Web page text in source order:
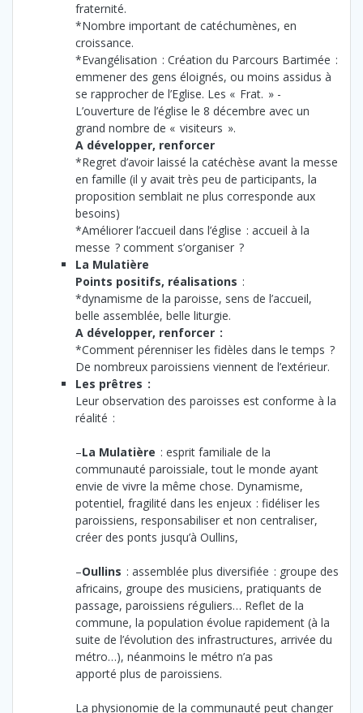
fraternité.
*Nombre important de catéchumènes, en
croissance.
*Evangélisation : Création du Parcours Bartimée :
emmener des gens éloignés, ou moins assidus à
se rapprocher de l’Eglise. Les « Frat. » -
L’ouverture de l’église le 8 décembre avec un
grand nombre de « visiteurs ».
A développer, renforcer
*Regret d’avoir laissé la catéchèse avant la messe
en famille (il y avait très peu de participants, la
proposition semblait ne plus corresponde aux
besoins)
*Améliorer l’accueil dans l’église : accueil à la
messe ? comment s’organiser ?
La Mulatière
Points positifs, réalisations :
*dynamisme de la paroisse, sens de l’accueil,
belle assemblée, belle liturgie.
A développer, renforcer :
*Comment pérenniser les fidèles dans le temps ?
De nombreux paroissiens viennent de l’extérieur.
Les prêtres :
Leur observation des paroisses est conforme à la
réalité :
–La Mulatière : esprit familiale de la
communauté paroissiale, tout le monde ayant
envie de vivre la même chose. Dynamisme,
potentiel, fragilité dans les enjeux : fidéliser les
paroissiens, responsabiliser et non centraliser,
créer des ponts jusqu’à Oullins,
–Oullins : assemblée plus diversifiée : groupe des
africains, groupe des musiciens, pratiquants de
passage, paroissiens réguliers… Reflet de la
commune, la population évolue rapidement (à la
suite de l’évolution des infrastructures, arrivée du
métro…), néanmoins le métro n’a pas
apporté plus de paroissiens.
La physionomie de la communauté peut changer